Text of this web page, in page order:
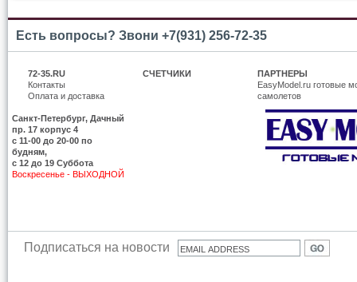
Есть вопросы? Звони +7(931) 256-72-35
72-35.RU
Контакты
Оплата и доставка
Санкт-Петербург, Дачный
пр. 17 корпус 4
c 11-00 до 20-00 по
будням,
с 12 до 19 Суббота
Воскресенье - ВЫХОДНОЙ
СЧЕТЧИКИ
ПАРТНЕРЫ
EasyModel.ru готовые
самолетов
Подписаться на новости